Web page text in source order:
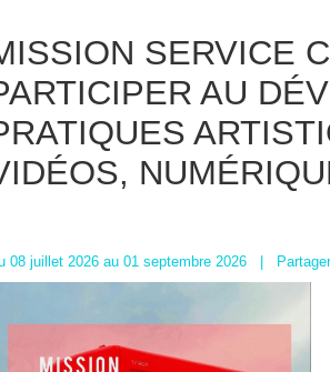
SERVICE
AU
08 juillet 2026 au 01 septembre 2026 |